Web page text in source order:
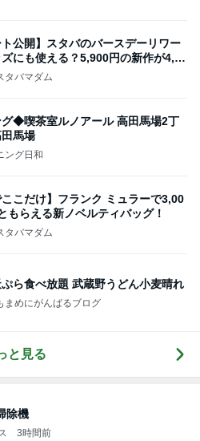
ト公開】スタバのバースデーリワー
ズにも使える？5,900円の新作が4,88
タバマダム
グ◆喫茶室ルノアール 高田馬場2丁
馬場
ング日和
ここだけ】フランク ミュラーで3,00
もらえる新ノベルティバッグ！
タバマダム
ぷら食べ放題 武蔵野うどん小麦晴れ
まめにがんばるブログ
と見る
除機
3時間前